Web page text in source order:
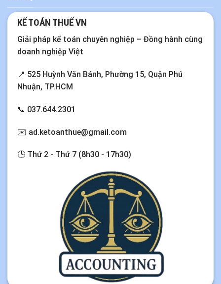
KẾ TOÁN THUẾ VN
Giải pháp kế toán chuyên nghiệp – Đồng hành cùng
doanh nghiệp Việt
📍 525 Huỳnh Văn Bánh, Phường 15, Quận Phú
Nhuận, TP.HCM
📞 037.644.2301
✉️ ad.ketoanthue@gmail.com
🕒 Thứ 2 - Thứ 7 (8h30 - 17h30)